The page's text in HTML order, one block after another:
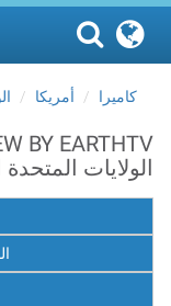
كاميرا أمريكا
الولايات